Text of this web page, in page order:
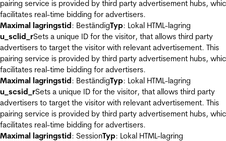
pairing service is provided by third party advertisement hubs,
facilitates real-time bidding for advertisers.
Maximal lagringstid: BeständigTyp: Lokal HTML-lagring
u_sclid_rSets a unique ID for the visitor, that allows third party
advertisers to target the visitor with relevant advertisement. This
pairing service is provided by third party advertisement hubs,
facilitates real-time bidding for advertisers.
Maximal lagringstid: BeständigTyp: Lokal HTML-lagring
u_scsid_rSets a unique ID for the visitor, that allows third party
advertisers to target the visitor with relevant advertisement. This
pairing service is provided by third party advertisement hubs,
facilitates real-time bidding for advertisers.
Maximal lagringstid: SessionTyp: Lokal HTML-lagring